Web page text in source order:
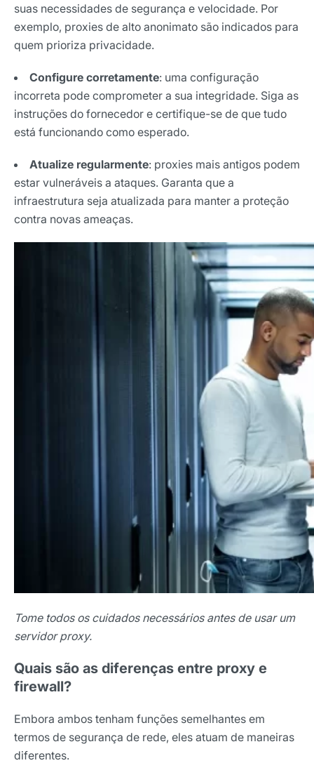
suas necessidades de segurança e velocidade. Por
exemplo, proxies de alto anonimato são indicados para
quem prioriza privacidade.
Configure corretamente: uma configuração
incorreta pode comprometer a sua integridade. Siga as
instruções do fornecedor e certifique-se de que tudo
está funcionando como esperado.
Atualize regularmente: proxies mais antigos podem
estar vulneráveis a ataques. Garanta que a
infraestrutura seja atualizada para manter a proteção
contra novas ameaças.
Tome todos os cuidados necessários antes de usar um
servidor proxy.
Quais são as diferenças entre proxy e
firewall?
Embora ambos tenham funções semelhantes em
termos de segurança de rede, eles atuam de maneiras
diferentes.